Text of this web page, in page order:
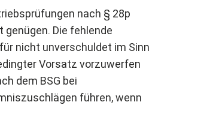
nach § 28p
Die fehlende
nicht unverschuldet im Sinn
Vorsatz vorzuwerfen
dem BSG bei
führen, wenn